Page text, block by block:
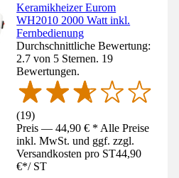
Keramikheizer Eurom
WH2010 2000 Watt inkl.
Fernbedienung
Durchschnittliche Bewertung:
2.7 von 5 Sternen. 19
Bewertungen.
(19)
Preis — 44,90 € * Alle Preise
inkl. MwSt. und ggf. zzgl.
Versandkosten pro ST44,90
€*/ ST